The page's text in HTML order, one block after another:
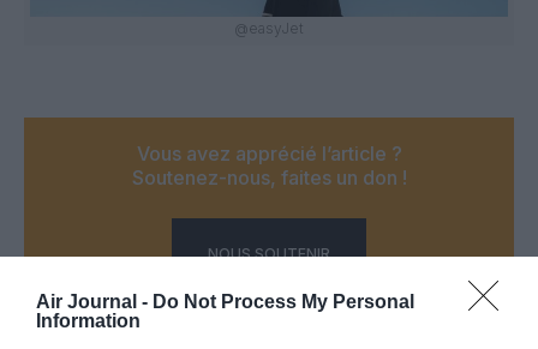
Air Journal - Do Not Process My Personal
Information
@easyJet
Vous avez apprécié l’article ?
Soutenez-nous, faites un don !
NOUS SOUTENIR